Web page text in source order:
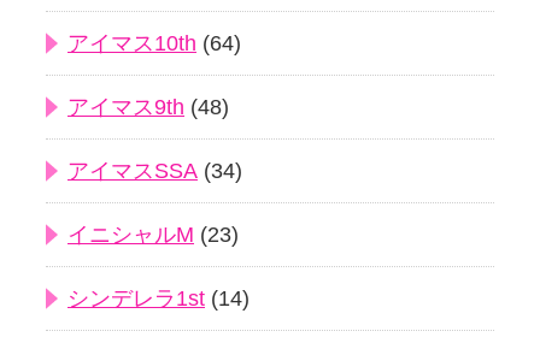
アイマス10th (64)
アイマス9th (48)
アイマスSSA (34)
イニシャルM (23)
シンデレラ1st (14)